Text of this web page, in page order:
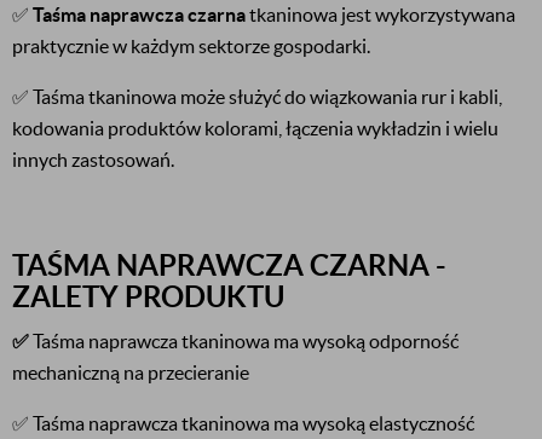
✅ Taśma naprawcza czarnatkaninowa jest wykorzystywana
praktycznie w każdym sektorze gospodarki.
✅ Taśma tkaninowa może służyć do wiązkowania rur i kabli,
kodowania produktów kolorami, łączenia wykładzin i wielu
innych zastosowań.
TAŚMA NAPRAWCZA CZARNA -
ZALETY PRODUKTU
✅Taśma naprawcza tkaninowa ma wysoką odporność
mechaniczną na przecieranie
✅ Taśma naprawcza tkaninowa ma wysoką elastyczność